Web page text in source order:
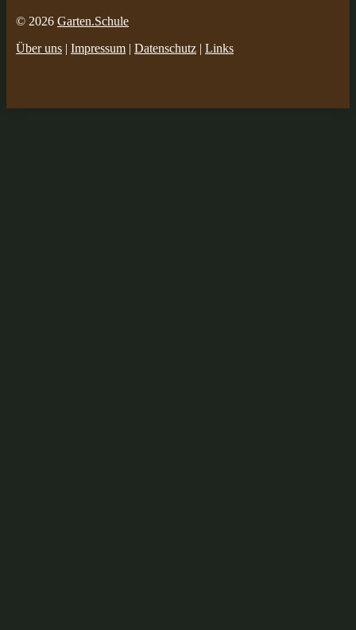
© 2026 Garten.Schule
Über uns | Impressum | Datenschutz | Links